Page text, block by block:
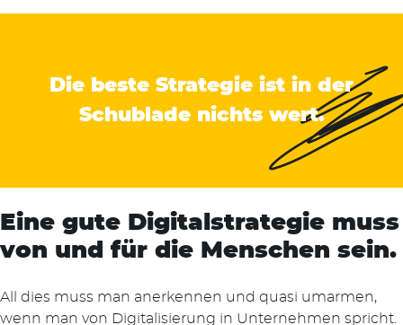
Suchen
nach:
Die beste Strategie ist in der
Schublade nichts wert.
Eine gute Digitalstrategie muss
von und für die Menschen sein.
All dies muss man anerkennen und quasi umarmen,
wenn man von Digitalisierung in Unternehmen spricht.